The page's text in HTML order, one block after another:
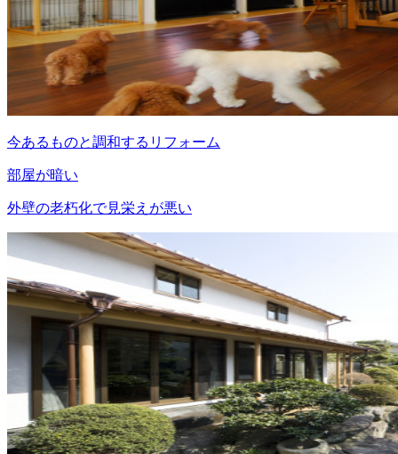
今あるものと調和するリフォーム
部屋が暗い
外壁の老朽化で見栄えが悪い